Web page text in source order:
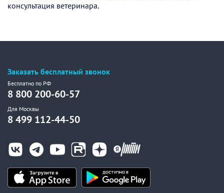
консультация ветеринара.
Заказать бесплатный звонок
Бесплатно по РФ
8 800 200-60-57
Для Москвы
8 499 112-44-50